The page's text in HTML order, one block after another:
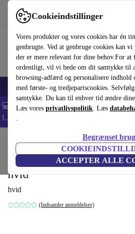
Cookieindstillinger
Vores produkter og vores cookies har én
genbrugte. Ved at genbruge cookies kan
der er mere relevant for dine behov.For at
ordentligt, vil vi bede om dit samtykke til
browsing-adfærd og personalisere
med første- og tredjepartscookies.
samtykke. Du kan til enhver tid ændre dine
Læs vores privatlivspolitik. Læs
.
Begrænset brug
ACCEPTER ALLE
Brug refurbed hurtigt og nemt
Smartphones Bærbare Tablets
💻 Ekstra 5% rabat på alle MacBooks og
LAPTOP5 -
Husholdning Møbler
Bergamo lædersofa Salto-
hvid
hvid
(Indsamler anmeldelser)